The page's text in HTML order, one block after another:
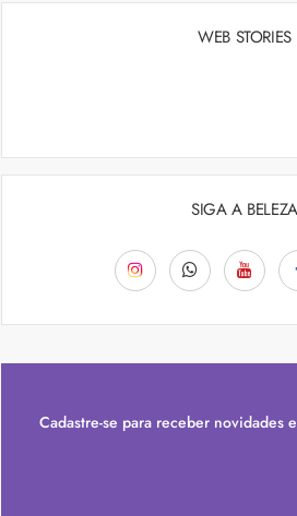
WEB STORIES
SIGA A BELEZA
Cadastre-se para receber novidades